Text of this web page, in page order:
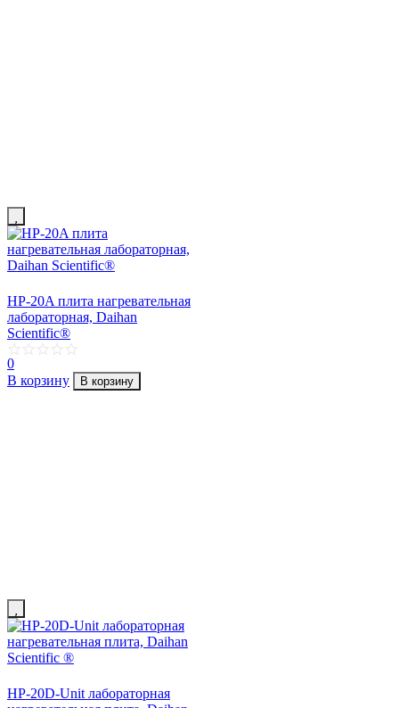
HP-20A плита нагревательная
лабораторная, Daihan
Scientific®
0
В корзину
В корзину
HP-20D-Unit лабораторная